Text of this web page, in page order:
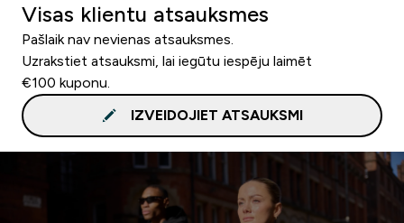
Visas klientu atsauksmes
Pašlaik nav nevienas atsauksmes.
Uzrakstiet atsauksmi, lai iegūtu iespēju laimēt
€100 kuponu.
IZVEIDOJIET ATSAUKSMI